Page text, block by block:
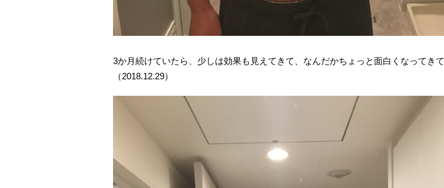
3か月続けていたら、少しは効果も見えてきて、なんだかちょっと面白くなってきて
（2018.12.29）